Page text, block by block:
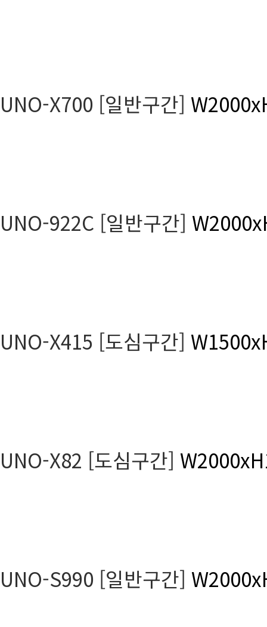
UNO-X700 [일반구간]
UNO-922C [일반구간]
UNO-X415 [도심구간]
UNO-X82 [도심구간]
UNO-S990 [일반구간]